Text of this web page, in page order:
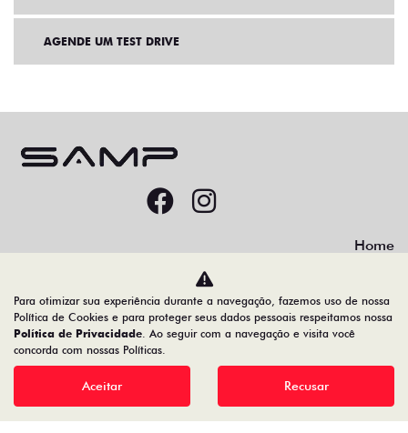
AGENDE UM TEST DRIVE
Home
Desacelere. Seu bem maior é a vida.
78.066.800/0001-00
Para otimizar sua experiência durante a navegação, fazemos uso de nossa
Política de Cookies e para proteger seus dados pessoais respeitamos nossa
Política de Privacidade. Ao seguir com a navegação e visita você
concorda com nossas Políticas.
Aceitar Recusar